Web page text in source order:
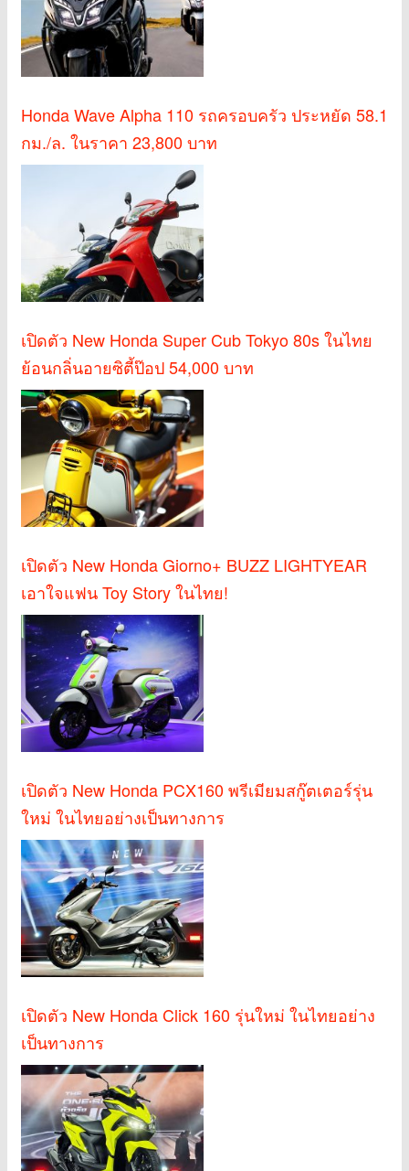
Honda Wave Alpha 110 รถครอบครัว ประหยัด 58.1
กม./ล. ในราคา 23,800 บาท
เปิดตัว New Honda Super Cub Tokyo 80s ในไทย
ย้อนกลิ่นอายซิตี้ป๊อป 54,000 บาท
เปิดตัว New Honda Giorno+ BUZZ LIGHTYEAR
เอาใจแฟน Toy Story ในไทย!
เปิดตัว New Honda PCX160 พรีเมียมสกู๊ตเตอร์รุ่น
ใหม่ ในไทยอย่างเป็นทางการ
เปิดตัว New Honda Click 160 รุ่นใหม่ ในไทยอย่าง
เป็นทางการ